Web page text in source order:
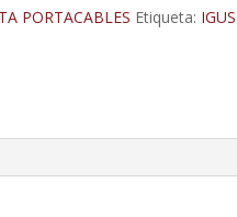
PORTACABLES Etiqueta: IGUS